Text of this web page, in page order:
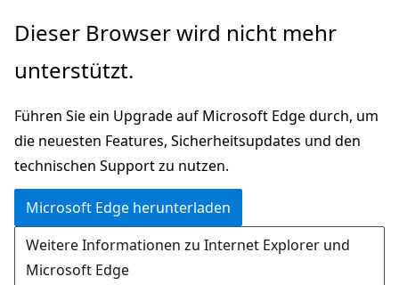
Zu
wechseln
Dieser Browser wird nicht mehr
unterstützt.
Führen Sie ein Upgrade auf Microsoft Edge durch, um
die neuesten Features, Sicherheitsupdates und den
technischen Support zu nutzen.
Microsoft Edge herunterladen
Weitere Informationen zu Internet Explorer und
Microsoft Edge